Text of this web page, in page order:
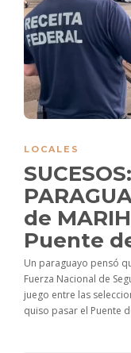
LOCALES
de
Puente
Un paraguayo pensó
Fuerza Nacional de
juego entre las
quiso pasar el Puente